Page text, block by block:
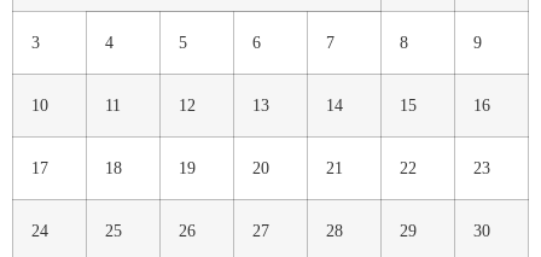
3 4 5 6 7 8 9
10 11 12 13 14 15 16
17 18 19 20 21 22 23
24 25 26 27 28 29 30